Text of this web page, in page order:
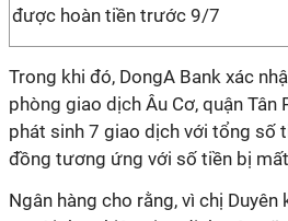
được hoàn tiền trước 9/7
Trong khi đó, DongA Bank xác
phòng giao dịch Âu Cơ, quận Tân
phát sinh 7 giao dịch với tổng số
đồng tương ứng với số tiền bị
Ngân hàng cho rằng, vì chị